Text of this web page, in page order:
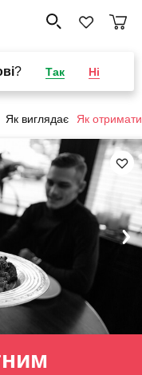
? Так Ні
Як виглядає Як отримати